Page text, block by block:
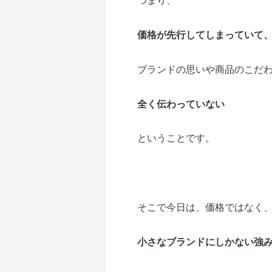
価格が先行してしまっていて、
ブランドの思いや商品のこだ
全く伝わっていない
ということです。
そこで今日は、価格ではなく、
小さなブランドにしかない強